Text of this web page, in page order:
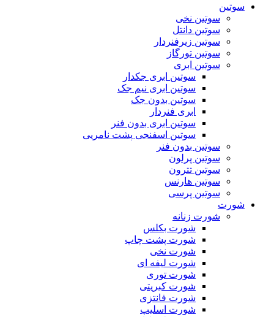
سوتین
سوتین نخی
سوتین دانتل
سوتین زیرفنردار
سوتین تورگاز
سوتین ابری
سوتین ابری جکدار
سوتین ابری نیم جک
سوتین بدون جک
ابری فنردار
سوتین ابری بدون فنر
سوتین اسفنجی پشت نامریی
سوتین بدون فنر
سوتین پرلون
سوتین تترون
سوتین هارنس
سوتین پرسی
شورت
شورت زنانه
شورت بکلس
شورت پشت چاپ
شورت نخی
شورت لیفه ای
شورت توری
شورت کبریتی
شورت فانتزی
شورت اسلیپ